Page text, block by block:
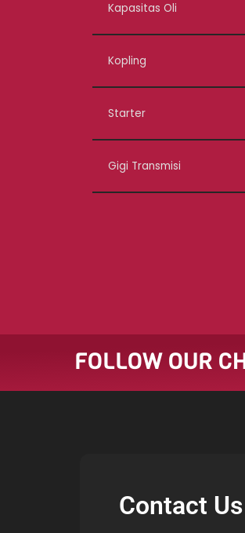
Kapasitas Oli
Kopling
Starter
Gigi Transmisi
FOLLOW OUR
Contact Us